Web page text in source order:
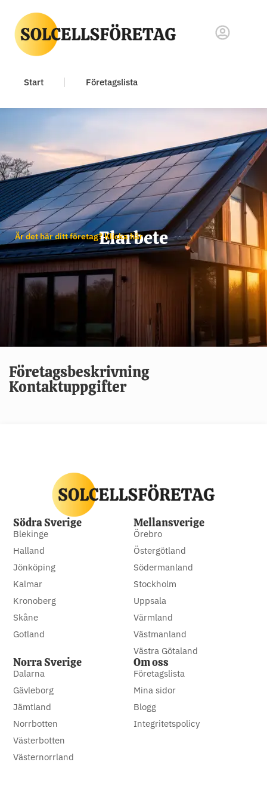
Start Företagslista
Elarbete
Är det här ditt företag? Klicka här
Företagsbeskrivning
Kontaktuppgifter
Södra Sverige
Blekinge
Halland
Jönköping
Kalmar
Kronoberg
Skåne
Gotland
Mellansverige
Örebro
Östergötland
Södermanland
Stockholm
Uppsala
Värmland
Västmanland
Västra Götaland
Norra Sverige
Dalarna
Gävleborg
Jämtland
Norrbotten
Västerbotten
Västernorrland
Om oss
Företagslista
Mina sidor
Blogg
Integritetspolicy